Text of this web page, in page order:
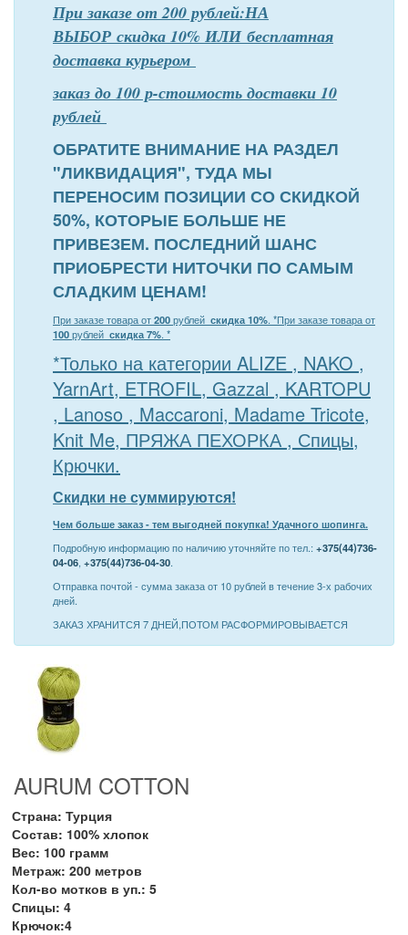
При заказе от 200 рублей:НА
ВЫБОР скидка 10% ИЛИ бесплатная
доставка курьером
заказ до 100 р-стоимость доставки 10
рублей
ОБРАТИТЕ ВНИМАНИЕ НА РАЗДЕЛ
"ЛИКВИДАЦИЯ", ТУДА МЫ
ПЕРЕНОСИМ ПОЗИЦИИ СО СКИДКОЙ
50%, КОТОРЫЕ БОЛЬШЕ НЕ
ПРИВЕЗЕМ. ПОСЛЕДНИЙ ШАНС
ПРИОБРЕСТИ НИТОЧКИ ПО САМЫМ
СЛАДКИМ ЦЕНАМ!
При заказе товара от200рублей скидка 10%. *При заказе товара от
100рублей скидка 7%. *
*Только на категории ALIZE , NAKO ,
YarnArt, ETROFIL, Gazzal , KARTOPU
, Lanoso , Maccaroni, Madame Tricote,
Knit Me, ПРЯЖА ПЕХОРКА , Спицы,
Крючки.
Скидки не суммируются!
Чем больше заказ - тем выгодней покупка! Удачного шопинга.
Подробную информацию по наличию уточняйте по тел.: +375(44)736-
04-06, +375(44)736-04-30.
Отправка почтой - сумма заказа от 10 рублей в течение 3-х рабочих
дней.
ЗАКАЗ ХРАНИТСЯ 7 ДНЕЙ,ПОТОМ РАСФОРМИРОВЫВАЕТСЯ
AURUM COTTON
Страна: Турция
Состав: 100% хлопок
Вес: 100 грамм
Метраж: 200 метров
Кол-во мотков в уп.: 5
Спицы: 4
Крючок:4